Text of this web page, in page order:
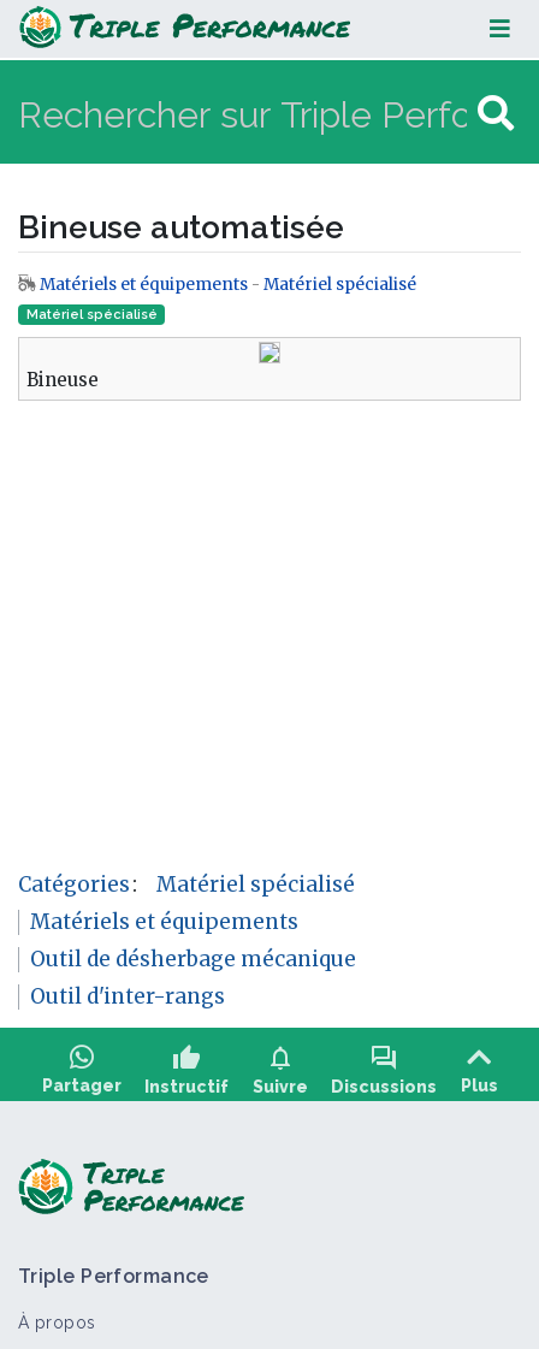
Bineuse automatisée
Bineuse automatisée
Aller à :navigation,rechercher
Matériels et équipements - Matériel spécialisé
Matériel spécialisé
Bineuse
Catégories:
Matériel spécialisé
Matériels et équipements
Outil de désherbage mécanique
Outil d'inter-rangs
Partager
thumb_up
Instructif
notifications
Suivre
forum
Discussions Plus
Triple Performance
À propos